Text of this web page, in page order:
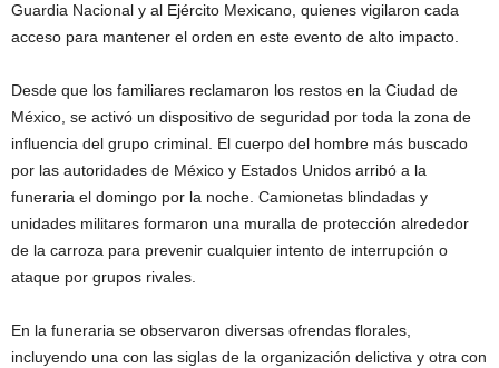
Guardia Nacional y al Ejército Mexicano, quienes vigilaron cada
acceso para mantener el orden en este evento de alto impacto.
Desde que los familiares reclamaron los restos en la Ciudad de
México, se activó un dispositivo de seguridad por toda la zona de
influencia del grupo criminal. El cuerpo del hombre más buscado
por las autoridades de México y Estados Unidos arribó a la
funeraria el domingo por la noche. Camionetas blindadas y
unidades militares formaron una muralla de protección alrededor
de la carroza para prevenir cualquier intento de interrupción o
ataque por grupos rivales.
En la funeraria se observaron diversas ofrendas florales,
incluyendo una con las siglas de la organización delictiva y otra con